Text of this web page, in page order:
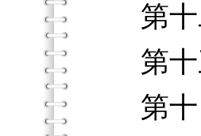
第十
第十
第十